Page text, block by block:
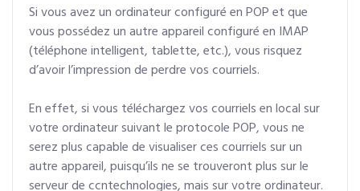
Si vous avez un ordinateur configuré en POP et que
vous possédez un autre appareil configuré en IMAP
(téléphone intelligent, tablette, etc.), vous risquez
d’avoir l’impression de perdre vos courriels.
En effet, si vous téléchargez vos courriels en local sur
votre ordinateur suivant le protocole POP, vous ne
serez plus capable de visualiser ces courriels sur un
autre appareil, puisqu’ils ne se trouveront plus sur le
serveur de ccntechnologies, mais sur votre ordinateur.